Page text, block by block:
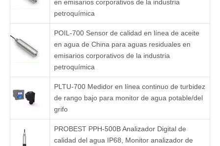
en emisarios corporativos de la industria
petroquímica
POIL-700 Sensor de calidad en línea de aceite
en agua de China para aguas residuales en
emisarios corporativos de la industria
petroquímica
PLTU-700 Medidor en línea continuo de turbidez
de rango bajo para monitor de agua potable/del
grifo
PROBEST PPH-500B Analizador Digital de
calidad del agua IP68, Monitor analizador de